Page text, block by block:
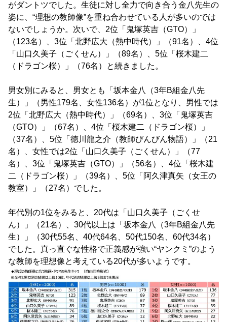
がダントツでした。生徒に対し全力で向き合う金八先生の
姿に、“理想の教師像”を重ね合わせている人が多いのでは
ないでしょうか。次いで、2位「鬼塚英吉（GTO）」
（123名）、3位「北野広大（熱中時代）」（91名）、4位
「山口久美子（ごくせん）」（89名）、5位「桜木建二
（ドラゴン桜）」（76名）と続きました。
男女別にみると、男女とも「坂本金八（3年B組金八先
生）」（男性179名、女性136名）が1位となり、男性では
2位「北野広大（熱中時代）」（69名）、3位「鬼塚英吉
（GTO）」（67名）、4位「桜木建二（ドラゴン桜）」
（37名）、5位「徳川龍之介（教師びんびん物語）」（21
名）、女性では2位「山口久美子（ごくせん）」（77
名）、3位「鬼塚英吉（GTO）」（56名）、4位「桜木建
二（ドラゴン桜）」（39名）、5位「阿久津真矢（女王の
教室）」（27名）でした。
年代別の1位をみると、20代は「山口久美子（ごくせ
ん）」（21名）、30代以上は「坂本金八（3年B組金八先
生）」（30代55名、40代64名、50代150名、60代34名）
でした。真っ直ぐな性格で正義感が強い“ヤンクミ”のよう
な教師を理想像と考えている20代が多いようです。